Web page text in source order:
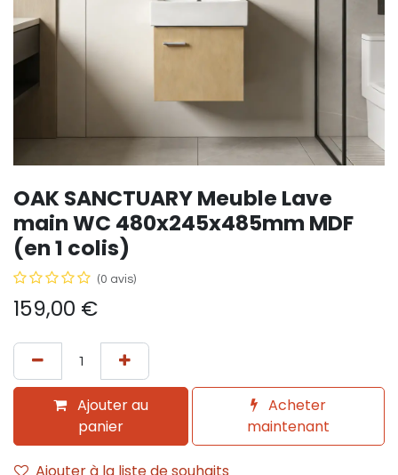
OAK SANCTUARY Meuble Lave
main WC 480x245x485mm MDF
(en 1 colis)
(0 avis)
159,00 €
Ajouter au
panier
Acheter
maintenant